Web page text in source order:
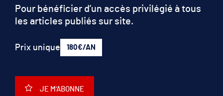
Pour bénéficier d’un accès privilégié à tous
les articles publiés sur site.
Prix unique 180€/AN
JE M'ABONNE